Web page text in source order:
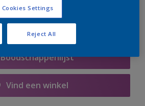
Boodschappenlijst
Vind een winkel
Cookies Settings
Reject All